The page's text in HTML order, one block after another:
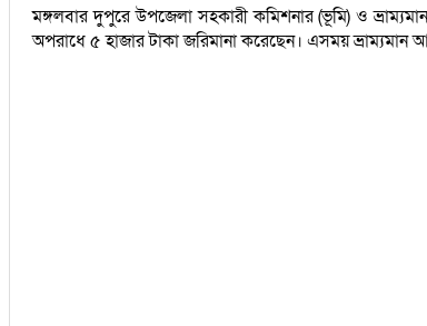
মঙ্গলবার দুপুরে উপজেলা সহকারী কমিশনার (ভূমি) ও
অপরাধে ৫ হাজার টাকা জরিমানা করেছেন। এসময়